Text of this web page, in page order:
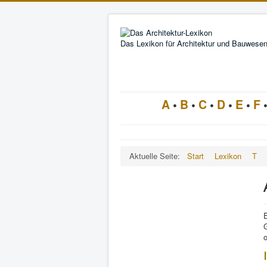
Das Lexikon für Architektur und Bauwesen
A • B • C • D • E • F •
Aktuelle Seite: Start Lexikon T